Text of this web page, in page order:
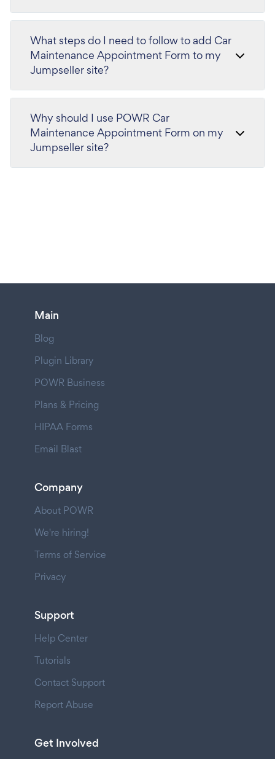
What steps do I need to follow to add Car
Maintenance Appointment Form to my
Jumpseller site?
Why should I use POWR Car
Maintenance Appointment Form on my
Jumpseller site?
Main
Blog
Plugin Library
POWR Business
Plans & Pricing
HIPAA Forms
Email Blast
Company
About POWR
We're hiring!
Terms of Service
Privacy
Support
Help Center
Tutorials
Contact Support
Report Abuse
Get Involved